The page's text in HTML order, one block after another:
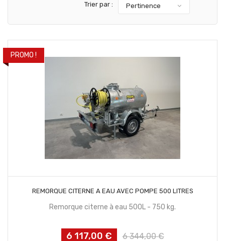
Trier par : Pertinence
PROMO !
REMORQUE CITERNE A EAU AVEC POMPE 500 LITRES
Remorque citerne à eau 500L - 750 kg.
Prix
6 117,00 €
Prix
6 344,00 €